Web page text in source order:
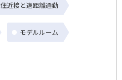
近接と遠距離通勤
モデルルーム